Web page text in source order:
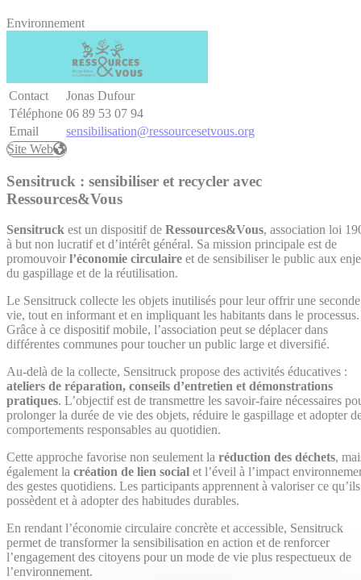
Environnement
Contact
Jonas Dufour
Téléphone 06 89 53 07 94
Email
sensibilisation@ressourcesetvous.org
Site Web
Site Web
Sensitruck : sensibiliser et recycler avec
Ressources&Vous
Sensitruck est un dispositif de Ressources&Vous, association loi
à but non lucratif et d’intérêt général. Sa mission principale est de
promouvoir l’économie circulaire et de sensibiliser le public aux
du gaspillage et de la réutilisation.
Le Sensitruck collecte les objets inutilisés pour leur offrir une seconde
vie, tout en informant et en impliquant les habitants dans le processus.
Grâce à ce dispositif mobile, l’association peut se déplacer dans
différentes communes pour toucher un public large et diversifié.
Au-delà de la collecte, Sensitruck propose des activités éducatives :
ateliers de réparation, conseils d’entretien et démonstrations
pratiques. L’objectif est de transmettre les savoir-faire nécessaires
prolonger la durée de vie des objets, réduire le gaspillage et adopter
comportements responsables au quotidien.
Cette approche favorise non seulement la réduction des déchets,
également la création de lien social et l’éveil à l’impact
des gestes quotidiens. Les participants apprennent à valoriser ce qu’ils
possèdent et à adopter des habitudes durables.
En rendant l’économie circulaire concrète et accessible, Sensitruck
permet de transformer la sensibilisation en action et de renforcer
l’engagement des citoyens pour un mode de vie plus respectueux de
l’environnement.
Suivant Retour